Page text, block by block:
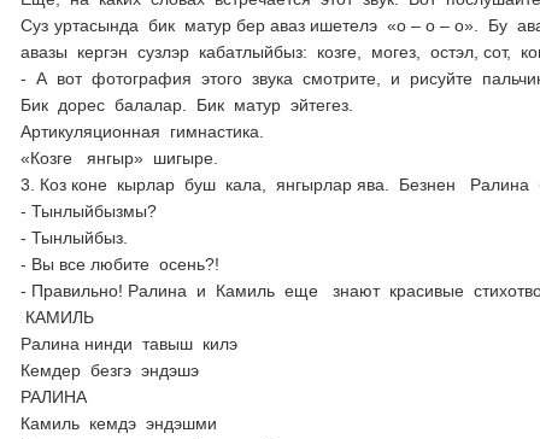
Суз уртасында бик матур бер аваз ишетелэ «о – о – о». Бу
авазы кергэн сузлэр кабатлыйбыз: козге, могез, остэл, сот,
- А вот фотография этого звука смотрите, и рисуйте
Бик дорес балалар. Бик матур эйтегез.
Артикуляционная гимнастика.
«Козге янгыр» шигыре.
3. Коз коне кырлар буш кала, янгырлар ява. Безнен
- Тынлыйбызмы?
- Тынлыйбыз.
- Вы все любите осень?!
- Правильно! Ралина и Камиль еще знают красивые
КАМИЛЬ
Ралина нинди тавыш килэ
Кемдер безгэ эндэшэ
РАЛИНА
Камиль кемдэ эндэшми